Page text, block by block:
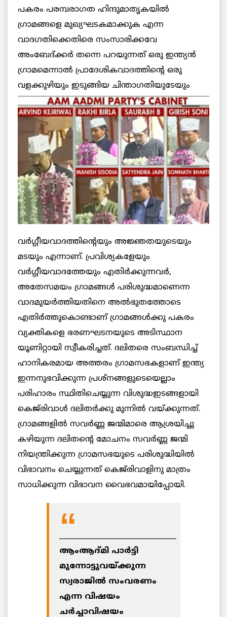
പകരം പരമ്പരാഗത ഹിന്ദുമാതൃകയില്‍
ഗ്രാമങ്ങളെ മുഖ്യഘടകമാക്കുക എന്ന
വാദഗതിക്കെതിരെ സംസാരിക്കവേ
അംബേദ്ക്കര്‍ തന്നെ പറയുന്നത് ഒരു ഇന്ത്യന്‍
ഗ്രാമമെന്നാല്‍ പ്രാദേശികവാദത്തിന്റെ ഒരു
വളക്കുഴിയും ഇടുങ്ങിയ ചിന്താഗതിയുടേയും
വര്‍ഗ്ഗീയവാദത്തിന്റെയും അജ്ഞതയുടെയും
മടയും എന്നാണ്. പ്രവിശ്യകളേയും
വര്‍ഗ്ഗീയവാദത്തേയും എതിര്‍ക്കുന്നവര്‍,
അതേസമയം ഗ്രാമങ്ങള്‍ പരിശുദ്ധമാണെന്ന
വാദമുയര്‍ത്തിയതിനെ അല്‍ഭുതത്തോടെ
എതിര്‍ത്തുകൊണ്ടാണ് ഗ്രാമങ്ങള്‍ക്കു പകരം
വ്യക്തികളെ ഭരണഘടനയുടെ അടിസ്ഥാന
യൂണിറ്റായി സ്വീകരിച്ചത്. ദലിതരെ സംബന്ധിച്ച്
ഹാനികരമായ അത്തരം ഗ്രാമസഭകളാണ് ഇന്ത്യ
ഇന്നനുഭവിക്കുന്ന പ്രശ്‌നങ്ങളുടെയെല്ലാം
പരിഹാരം സ്ഥിതിചെയ്യുന്ന വിശുദ്ധഇടങ്ങളായി
കെജ്‌രിവാള്‍ ദലിതര്‍ക്കു മുന്നില്‍ വയ്ക്കുന്നത്.
ഗ്രാമങ്ങളില്‍ സവര്‍ണ്ണ ജന്മിമാരെ ആശ്രയിച്ചു
കഴിയുന്ന ദലിതന്റെ മോചനം സവര്‍ണ്ണ ജന്മി
നിയന്ത്രിക്കുന്ന ഗ്രാമസഭയുടെ പരിശുദ്ധിയില്‍
വിഭാവനം ചെയ്യുന്നത് കെജ്‌രിവാളിനു മാത്രം
സാധിക്കുന്ന വിഭാവന വൈഭവമായിപ്പോയി.
_________________________________
ആംആദ്മി പാര്‍ട്ടി
മുന്നോട്ടുവയ്ക്കുന്ന
സ്വരാജില്‍ സംവരണം
എന്ന വിഷയം
ചര്‍ച്ചാവിഷയം